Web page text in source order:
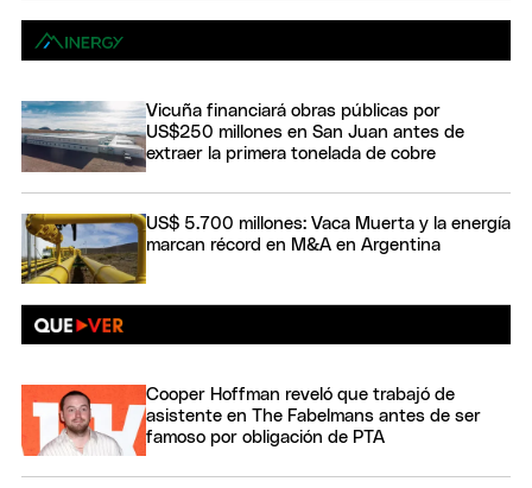
Vicuña financiará obras públicas por
US$250 millones en San Juan antes de
extraer la primera tonelada de cobre
US$ 5.700 millones: Vaca Muerta y la energía
marcan récord en M&A en Argentina
Cooper Hoffman reveló que trabajó de
asistente en The Fabelmans antes de ser
famoso por obligación de PTA